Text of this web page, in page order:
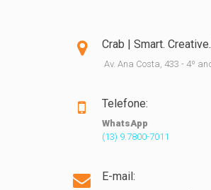
Crab | Smart.
Av. Ana Costa, 433 - 4º
Telefone:
WhatsApp
(13) 9.7800-7011
E-mail: